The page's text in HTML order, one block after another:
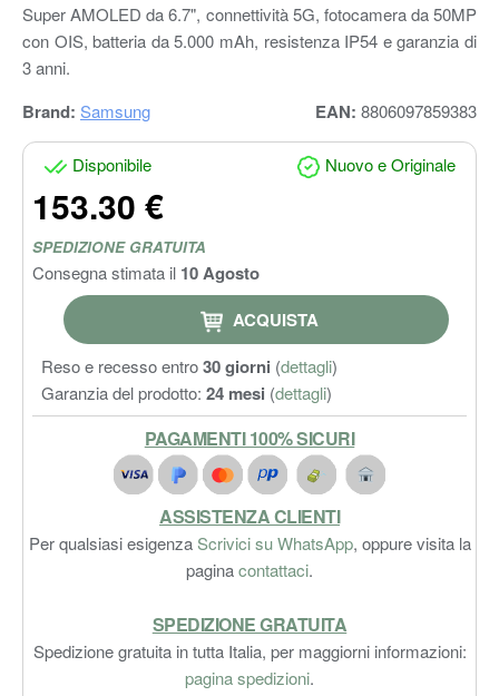
Super AMOLED da 6.7", connettività 5G, fotocamera da 50MP
con OIS, batteria da 5.000 mAh, resistenza IP54 e garanzia di
3 anni.
Brand: Samsung EAN: 8806097859383
Disponibile Nuovo e Originale
153.30 €
SPEDIZIONE GRATUITA
Consegna stimata il 10 Agosto
ACQUISTA
Reso e recesso entro30 giorni (dettagli)
Garanzia del prodotto: 24 mesi (dettagli)
PAGAMENTI 100% SICURI
ASSISTENZA CLIENTI
Per qualsiasi esigenzaScrivici su WhatsApp, oppure visita la
paginacontattaci.
SPEDIZIONE GRATUITA
Spedizione gratuita in tutta Italia, per maggiorni informazioni:
pagina spedizioni.